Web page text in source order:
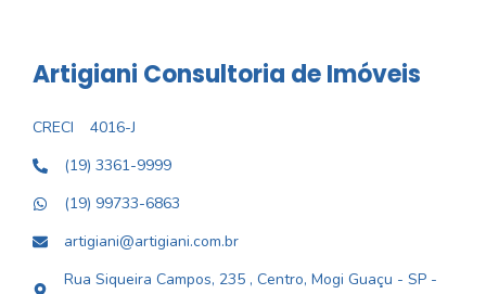
Artigiani Consultoria de Imóveis
CRECI
4016-J
(19) 3361-9999
(19) 99733-6863
artigiani@artigiani.com.br
Rua Siqueira Campos, 235 , Centro, Mogi Guaçu - SP -